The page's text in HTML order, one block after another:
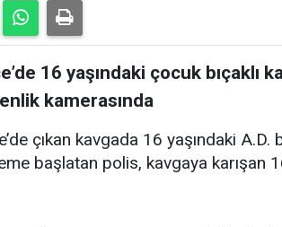
16 yaşındaki çocuk bıçaklı
kamerasında
çıkan kavgada 16 yaşındaki A.D.
başlatan polis, kavgaya karışan